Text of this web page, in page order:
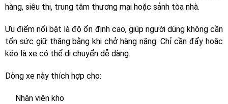
hàng, siêu thị, trung tâm thương mại hoặc sảnh tòa nhà.
Ưu điểm nổi bật là độ ổn định cao, giúp người dùng không cần
tốn sức giữ thăng bằng khi chở hàng nặng. Chỉ cần đẩy hoặc
kéo là xe có thể di chuyển dễ dàng.
Dòng xe này thích hợp cho:
Nhân viên kho